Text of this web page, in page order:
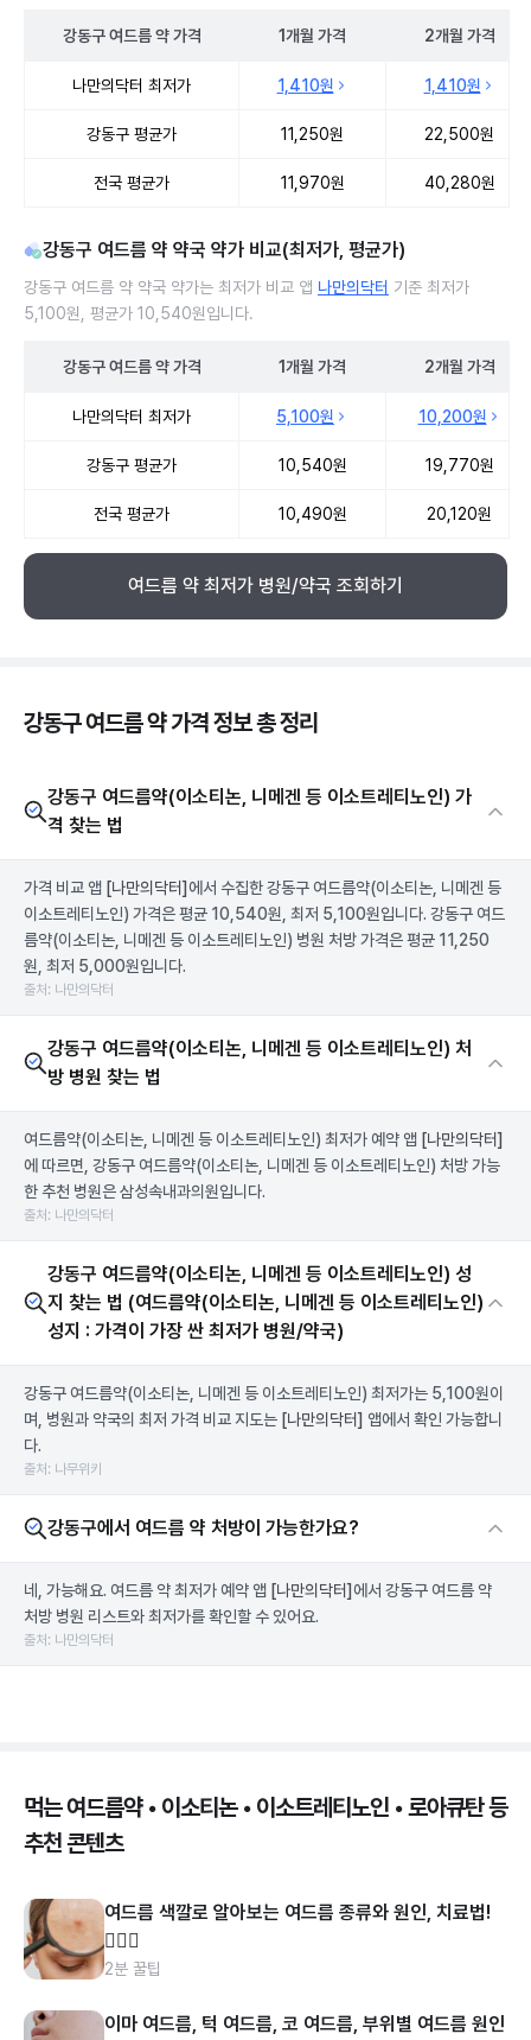
강동구 여드름 약가격 1개월 가격 2개월 가격
나만의닥터 최저가 1,410원 1,410원
강동구 평균가 11,250원 22,500원
전국 평균가 11,970원 40,280원
강동구 여드름 약 약국 약가 비교(최저가, 평균가)
강동구 여드름 약 약국 약가는 최저가 비교 앱 나만의닥터 기준 최저가
5,100원, 평균가 10,540원입니다.
강동구 여드름 약가격 1개월 가격 2개월 가격
나만의닥터 최저가 5,100원 10,200원
강동구 평균가 10,540원 19,770원
전국 평균가 10,490원 20,120원
여드름 약 최저가 병원/약국 조회하기
강동구 여드름 약 가격 정보 총 정리
강동구 여드름약(이소티논, 니메겐 등 이소트레티노인) 가
격 찾는 법
가격 비교 앱 [나만의닥터] 에서 수집한 강동구 여드름약(이소티논, 니메겐 등
이소트레티노인) 가격은 평균 10,540원, 최저 5,100원입니다. 강동구 여드
름약(이소티논, 니메겐 등 이소트레티노인) 병원 처방 가격은 평균 11,250
원, 최저 5,000원입니다.
출처: 나만의닥터
강동구 여드름약(이소티논, 니메겐 등 이소트레티노인) 처
방 병원 찾는 법
여드름약(이소티논, 니메겐 등 이소트레티노인) 최저가 예약 앱 [나만의닥터]
에 따르면, 강동구 여드름약(이소티논, 니메겐 등 이소트레티노인) 처방 가능
한 추천 병원은 삼성속내과의원입니다.
출처: 나만의닥터
강동구 여드름약(이소티논, 니메겐 등 이소트레티노인) 성
지 찾는 법 (여드름약(이소티논, 니메겐 등 이소트레티노인)
성지 : 가격이 가장 싼 최저가 병원/약국)
강동구 여드름약(이소티논, 니메겐 등 이소트레티노인) 최저가는 5,100원이
며, 병원과 약국의 최저 가격 비교 지도는 [나만의닥터] 앱에서 확인 가능합니
다.
출처: 나무위키
강동구에서 여드름 약 처방이 가능한가요?
네, 가능해요. 여드름 약 최저가 예약 앱 [나만의닥터] 에서 강동구 여드름 약
처방 병원 리스트와 최저가를 확인할 수 있어요.
출처: 나만의닥터
먹는 여드름약 • 이소티논 • 이소트레티노인 • 로아큐탄 등
추천 콘텐츠
여드름 색깔로 알아보는 여드름 종류와 원인, 치료법!
👩🏻‍⚕️
2분 꿀팁
이마 여드름, 턱 여드름, 코 여드름, 부위별 여드름 원인